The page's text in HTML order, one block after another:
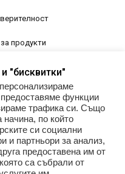
продукти
нокти
"бисквитки"
функции
трафика си. Също
по който
си социални
и партньори за анализ,
предоставена им от
са събрали от